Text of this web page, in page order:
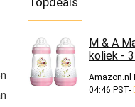
M & A
koliek -
Amazon.nl
04:46 PST-